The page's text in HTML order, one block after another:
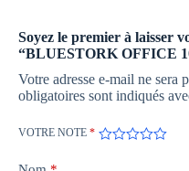
Soyez le premier à laisser
“BLUESTORK OFFICE
Votre adresse e-mail ne sera
obligatoires sont indiqués
VOTRE NOTE *